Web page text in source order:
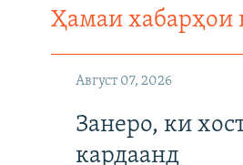
Ҳамаи хабарҳои
Август 07, 2026
Занеро, ки
кардаанд